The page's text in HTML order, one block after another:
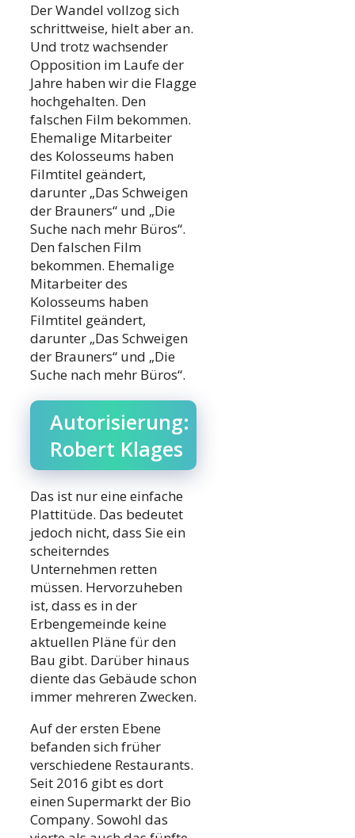
Der Wandel vollzog sich
schrittweise, hielt aber an.
Und trotz wachsender
Opposition im Laufe der
Jahre haben wir die Flagge
hochgehalten. Den
falschen Film bekommen.
Ehemalige Mitarbeiter
des Kolosseums haben
Filmtitel geändert,
darunter „Das Schweigen
der Brauners“ und „Die
Suche nach mehr Büros“.
Den falschen Film
bekommen. Ehemalige
Mitarbeiter des
Kolosseums haben
Filmtitel geändert,
darunter „Das Schweigen
der Brauners“ und „Die
Suche nach mehr Büros“.
Autorisierung:
Robert Klages
Das ist nur eine einfache
Plattitüde. Das bedeutet
jedoch nicht, dass Sie ein
scheiterndes
Unternehmen retten
müssen. Hervorzuheben
ist, dass es in der
Erbengemeinde keine
aktuellen Pläne für den
Bau gibt. Darüber hinaus
diente das Gebäude schon
immer mehreren Zwecken.
Auf der ersten Ebene
befanden sich früher
verschiedene Restaurants.
Seit 2016 gibt es dort
einen Supermarkt der Bio
Company. Sowohl das